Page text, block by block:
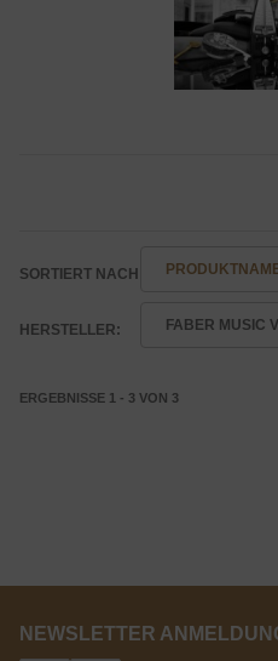
SORTIERT NACH
HERSTELLER: FABER MUSIC
ERGEBNISSE 1 - 3 VON 3
NEWSLETTER